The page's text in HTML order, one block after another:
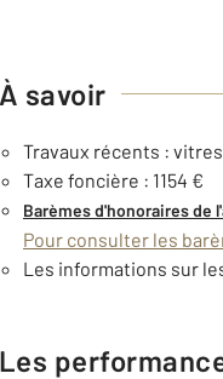
À savoir
Travaux récents :
Taxe foncière : 1154 €
Barèmes d'honoraires de
Pour consulter les
Les informations sur
Les